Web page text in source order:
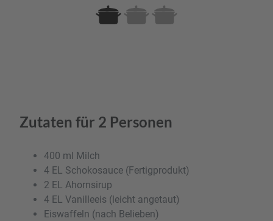
Zutaten für 2 Personen
400 ml Milch
4 EL Schokosauce (Fertigprodukt)
2 EL Ahornsirup
4 EL Vanilleeis (leicht angetaut)
Eiswaffeln (nach Belieben)